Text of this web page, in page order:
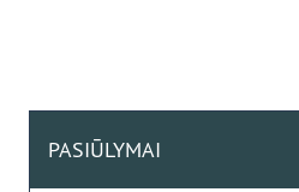
PASIŪLYMAI